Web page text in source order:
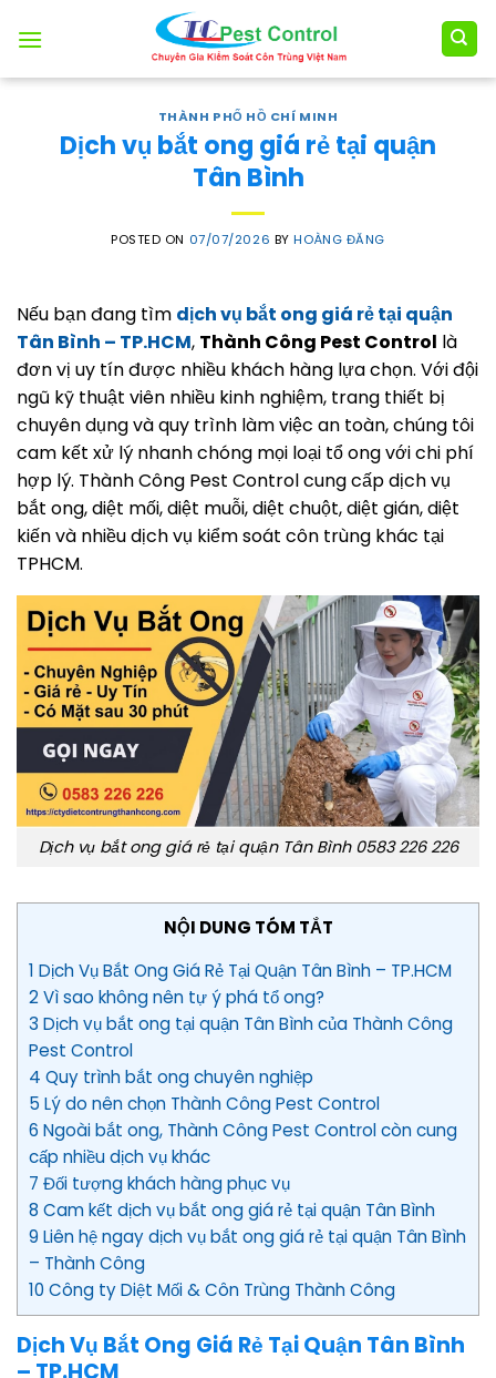
THÀNH PHỐ HỒ CHÍ MINH
Dịch vụ bắt ong giá rẻ tại quận
Tân Bình
POSTED ON 07/07/2026 BYHOÀNG ĐĂNG
Nếu bạn đang tìm dịch vụ bắt ong giá rẻ tại quận
Tân Bình – TP.HCM, Thành Công Pest Control là
đơn vị uy tín được nhiều khách hàng lựa chọn. Với đội
ngũ kỹ thuật viên nhiều kinh nghiệm, trang thiết bị
chuyên dụng và quy trình làm việc an toàn, chúng tôi
cam kết xử lý nhanh chóng mọi loại tổ ong với chi phí
hợp lý. Thành Công Pest Control cung cấp dịch vụ
bắt ong, diệt mối, diệt muỗi, diệt chuột, diệt gián, diệt
kiến và nhiều dịch vụ kiểm soát côn trùng khác tại
TPHCM.
Dịch vụ bắt ong giá rẻ tại quận Tân Bình 0583 226 226
NỘI DUNG TÓM TẮT
1 Dịch Vụ Bắt Ong Giá Rẻ Tại Quận Tân Bình – TP.HCM
2 Vì sao không nên tự ý phá tổ ong?
3 Dịch vụ bắt ong tại quận Tân Bình của Thành Công
Pest Control
4 Quy trình bắt ong chuyên nghiệp
5 Lý do nên chọn Thành Công Pest Control
6 Ngoài bắt ong, Thành Công Pest Control còn cung
cấp nhiều dịch vụ khác
7 Đối tượng khách hàng phục vụ
8 Cam kết dịch vụ bắt ong giá rẻ tại quận Tân Bình
9 Liên hệ ngay dịch vụ bắt ong giá rẻ tại quận Tân Bình
– Thành Công
10 Công ty Diệt Mối & Côn Trùng Thành Công
Dịch Vụ Bắt Ong Giá Rẻ Tại Quận Tân Bình
– TP.HCM